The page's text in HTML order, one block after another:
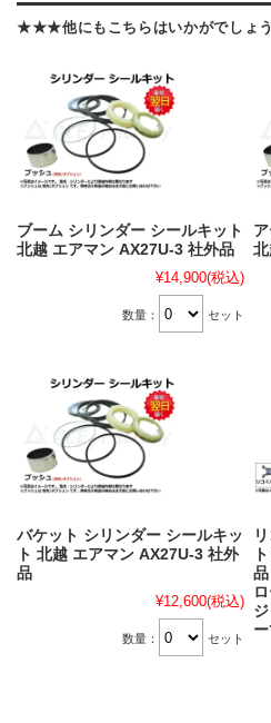
★★★他にもこちらはいかがでし
ブーム シリンダー シールキット
北越 エアマン AX27U-3 社外品
¥14,900(税込)
数量： セット
バケット シリンダー シールキッ
ト 北越 エアマン AX27U-3 社外
品
¥12,600(税込)
数量： セット